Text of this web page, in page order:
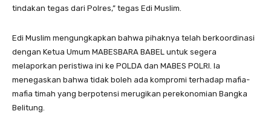
tindakan tegas dari Polres,” tegas Edi Muslim.
Edi Muslim mengungkapkan bahwa pihaknya telah berkoordinasi
dengan Ketua Umum MABESBARA BABEL untuk segera
melaporkan peristiwa ini ke POLDA dan MABES POLRI. Ia
menegaskan bahwa tidak boleh ada kompromi terhadap mafia-
mafia timah yang berpotensi merugikan perekonomian Bangka
Belitung.